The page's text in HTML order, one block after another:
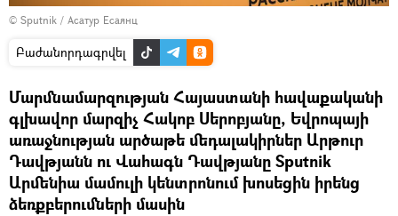
© Sputnik / Асатур Есаянц
Բաժանորդագրվել
Մարմնամարզության Հայաստանի հավաքականի
գլխավոր մարզիչ Հակոբ Սերոբյանը, Եվրոպայի
առաջնության արծաթե մեդալակիրներ Արթուր
Դավթյանն ու Վահագն Դավթյանը Sputnik
Արմենիա մամուլի կենտրոնում խոսեցին իրենց
ձեռքբերումների մասին